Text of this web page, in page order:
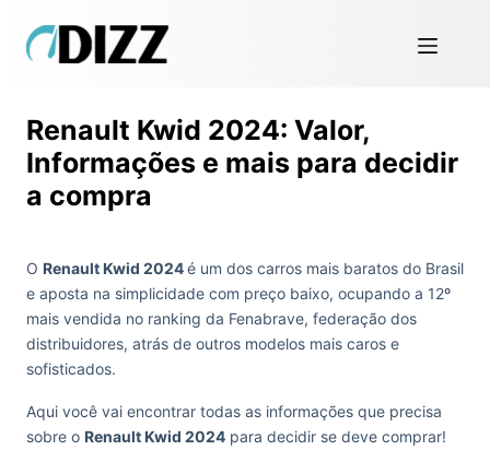
Renault Kwid 2024: Valor,
Informações e mais para decidir
a compra
O Renault Kwid 2024é um dos carros mais baratos do Brasil
e aposta na simplicidade com preço baixo, ocupando a 12º
mais vendida no ranking da Fenabrave, federação dos
distribuidores, atrás de outros modelos mais caros e
sofisticados.
Aqui você vai encontrar todas as informações que precisa
sobre o Renault Kwid 2024 para decidir se deve comprar!